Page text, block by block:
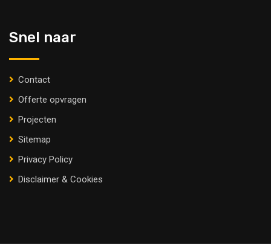
Snel naar
Contact
Offerte opvragen
Projecten
Sitemap
Privacy Policy
Disclaimer & Cookies